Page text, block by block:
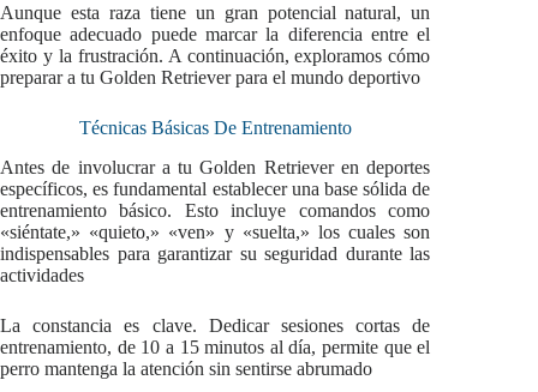
Aunque esta raza tiene un gran potencial natural, un
enfoque adecuado puede marcar la diferencia entre el
éxito y la frustración. A continuación, exploramos cómo
preparar a tu Golden Retriever para el mundo deportivo
Técnicas Básicas De Entrenamiento
Antes de involucrar a tu Golden Retriever en deportes
específicos, es fundamental establecer una base sólida de
entrenamiento básico. Esto incluye comandos como
«siéntate,» «quieto,» «ven» y «suelta,» los cuales son
indispensables para garantizar su seguridad durante las
actividades
La constancia es clave. Dedicar sesiones cortas de
entrenamiento, de 10 a 15 minutos al día, permite que el
perro mantenga la atención sin sentirse abrumado